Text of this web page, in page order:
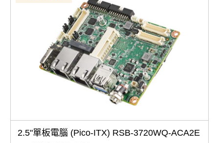
2.5"單板電腦 (Pico-ITX) RSB-3720WQ-ACA2E